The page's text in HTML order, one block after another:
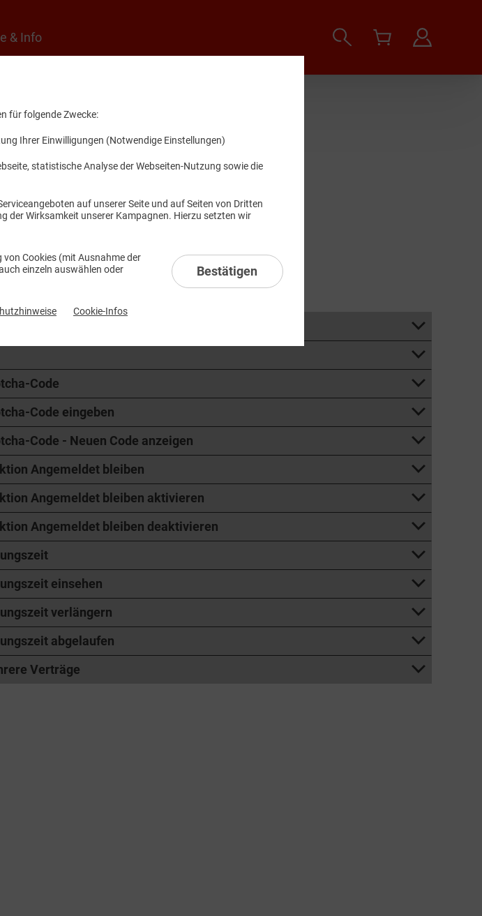
& Info
Code
Code eingeben
Code - Neuen Code anzeigen
Angemeldet bleiben
Angemeldet bleiben aktivieren
Angemeldet bleiben deaktivieren
einsehen
verlängern
abgelaufen
Verträge
für folgende Zwecke:
Ihrer Einwilligungen (Notwendige Einstellungen)
statistische Analyse der Webseiten-Nutzung sowie die
auf unserer Seite und auf Seiten von Dritten
der Wirksamkeit unserer Kampagnen. Hierzu setzten wir
von Cookies (mit Ausnahme der
einzeln auswählen oder
Bestätigen
Cookie-Infos